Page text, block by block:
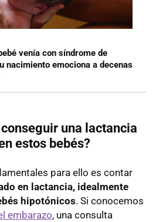
venía con síndrome de
nacimiento emociona a decenas
una lactancia
estos bebés?
para ello es contar
en lactancia, idealmente
hipotónicos. Si conocemos
embarazo, una consulta